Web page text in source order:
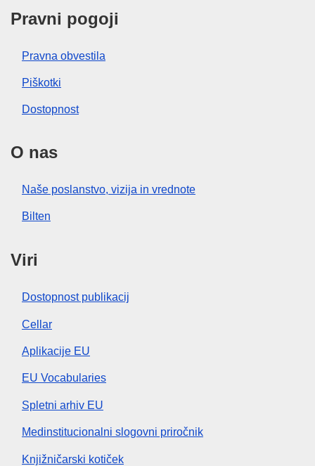
Pravni pogoji
Pravna obvestila
Piškotki
Dostopnost
O nas
Naše poslanstvo, vizija in vrednote
Bilten
Viri
Dostopnost publikacij
Cellar
Aplikacije EU
EU Vocabularies
Spletni arhiv EU
Medinstitucionalni slogovni priročnik
Knjižničarski kotiček